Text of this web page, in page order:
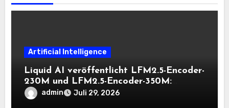
Artificial Intelligence
Liquid AI veröffentlicht LFM2.5-Encoder-
230M und LFM2.5-Encoder-350M:
Bidirektionale Encoder, die bei 8K-
Kontext auf der CPU schnell bleiben
admin Juli 29, 2026